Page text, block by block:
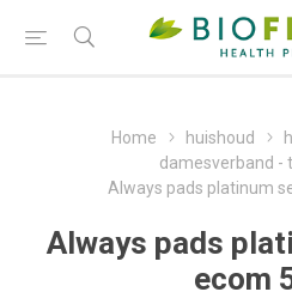
Home huishoud
damesverband -
Always pads platinum
Always pads
ecom